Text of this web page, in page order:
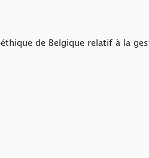
de Belgique relatif à la